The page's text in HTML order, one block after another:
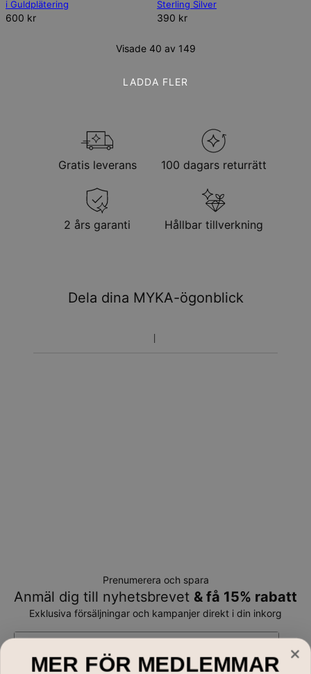
i Guldplätering
600 kr
Sterling Silver
390 kr
Visade 40 av 149
LADDA FLER
Gratis leverans 100 dagars returrätt
2 års garanti Hållbar tillverkning
Dela dina MYKA-ögonblick
Prenumerera och spara
Anmäl dig till nyhetsbrevet & få 15% rabatt
Exklusiva försäljningar och kampanjer direkt i din inkorg
MER FÖR MEDLEMMAR